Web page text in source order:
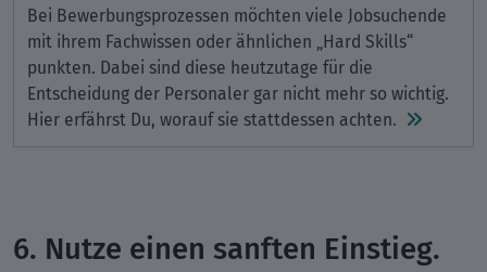
Bei Bewerbungsprozessen möchten viele Jobsuchende
mit ihrem Fachwissen oder ähnlichen „Hard Skills“
punkten. Dabei sind diese heutzutage für die
Entscheidung der Personaler gar nicht mehr so wichtig.
Hier erfährst Du, worauf sie stattdessen achten.
6. Nutze einen sanften Einstieg.